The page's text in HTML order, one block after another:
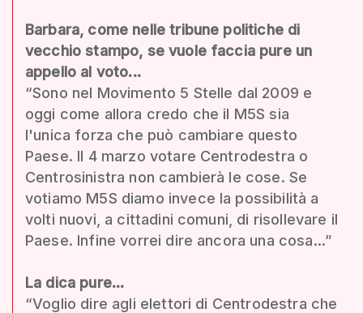
Barbara, come nelle tribune politiche di
vecchio stampo, se vuole faccia pure un
appello al voto...
“Sono nel Movimento 5 Stelle dal 2009 e
oggi come allora credo che il M5S sia
l'unica forza che può cambiare questo
Paese. Il 4 marzo votare Centrodestra o
Centrosinistra non cambierà le cose. Se
votiamo M5S diamo invece la possibilità a
volti nuovi, a cittadini comuni, di risollevare il
Paese. Infine vorrei dire ancora una cosa...”
La dica pure...
“Voglio dire agli elettori di Centrodestra che